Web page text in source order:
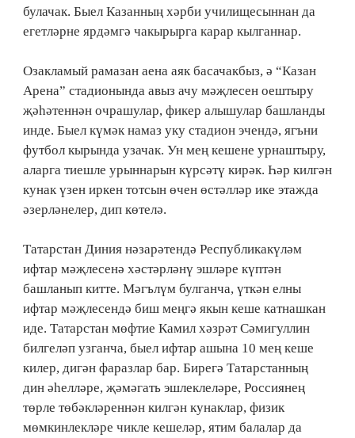
булачак. Быел Казанның хәрби училищесыннан да
егетләрне ярдәмгә чакырырга карар кылганнар.
Озакламый рамазан аена аяк басачакбыз, ә “Казан
Арена” стадионында авыз ачу мәҗлесен оештыру
җәһәтеннән очрашулар, фикер алышулар башланды
инде. Быел күмәк намаз уку стадион эчендә, ягъни
футбол кырында узачак. Ун мең кешене урнаштыру,
аларга тиешле урыннарын күрсәтү кирәк. Һәр килгән
кунак үзен иркен тотсын өчен өстәлләр ике этажда
әзерләнелер, дип көтелә.
Татарстан Диния нәзарәтендә Республикакүләм
ифтар мәҗлесенә хәстәрләнү эшләре күптән
башланып китте. Мәгълүм булганча, үткән елны
ифтар мәҗлесендә биш меңгә якын кеше катнашкан
иде. Татарстан мөфтие Камил хәзрәт Сәмигуллин
билгеләп узганча, быел ифтар ашына 10 мең кеше
килер, дигән фаразлар бар. Бирегә Татарстанның
дин әһелләре, җәмәгать эшлеклеләре, Россиянең
төрле төбәкләреннән килгән кунаклар, физик
мөмкинлекләре чикле кешеләр, ятим балалар да